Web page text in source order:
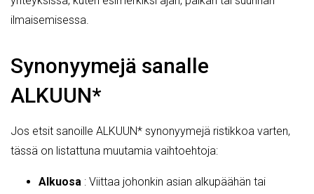
ilmaisemisessa.
Synonyymejä sanalle
ALKUUN*
Jos etsit sanoille ALKUUN* synonyymejä ristikkoa varten,
tässä on listattuna muutamia vaihtoehtoja:
Alkuosa : Viittaa johonkin asian alkupäähän tai